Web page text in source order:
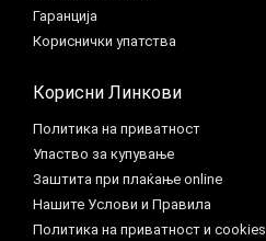
Гаранција
Кориснички упатства
Корисни Линкови
Политика на приватност
Упаство за купување
Заштита при плаќање online
Нашите Услови и Правила
Политика на приватност и cookies